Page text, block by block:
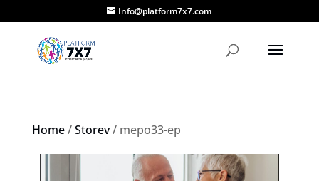
Info@platform7x7.com
Home/Storev/ mepo33-ep